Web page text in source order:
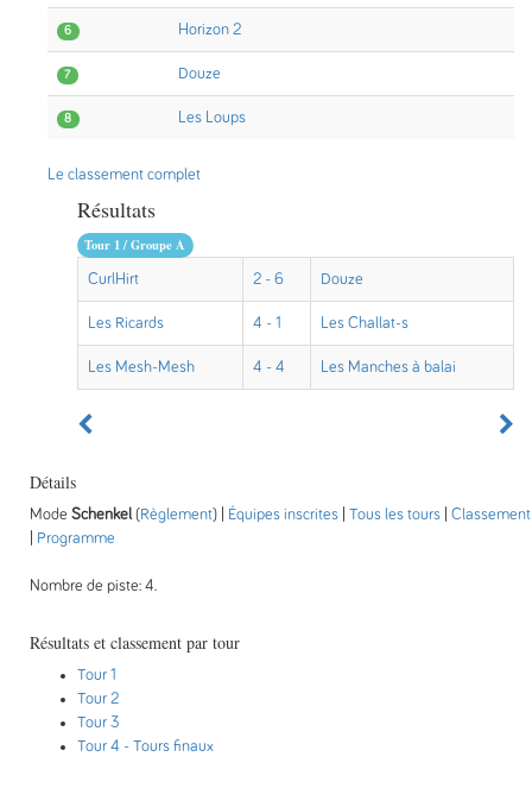
6 Horizon 2
7 Douze
8 Les Loups
Le classement complet
Résultats
Tour 1 / Groupe A
CurlHirt 2 - 6 Douze
Les Ricards 4 - 1 Les Challat-s
Les Mesh-Mesh 4 - 4 Les Manches à balai
Détails
Mode Schenkel(Règlement) | Équipes inscrites Tous les tours
Classement
Programme
Nombre de piste: 4.
Résultats et classement par tour
Tour 1
Tour 2
Tour 3
Tour 4 - Tours finaux